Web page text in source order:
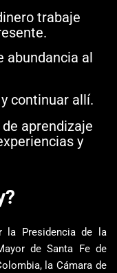
trabaje
abundancia al
continuar allí.
aprendizaje
y
la Presidencia de la
de Santa Fe de
la Cámara de